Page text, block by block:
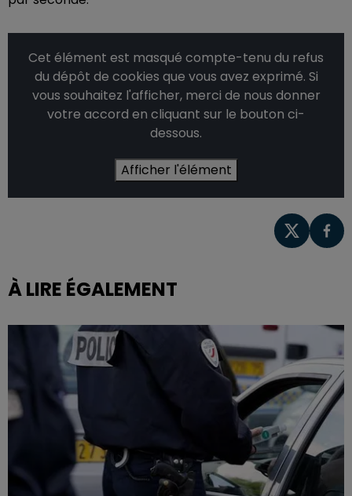
Cet élément est masqué compte-tenu du refus
du dépôt de cookies que vous avez exprimé. Si
vous souhaitez l'afficher, merci de nous donner
votre accord en cliquant sur le bouton ci-
dessous.
Afficher l'élément
À LIRE ÉGALEMENT